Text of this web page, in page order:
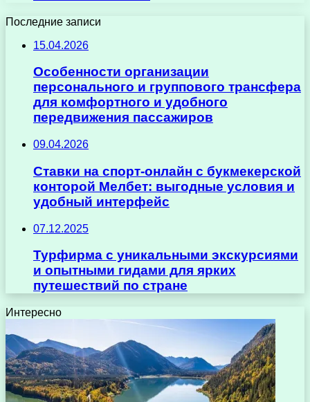
Последние записи
15.04.2026
Особенности организации
персонального и группового трансфера
для комфортного и удобного
передвижения пассажиров
09.04.2026
Ставки на спорт-онлайн с букмекерской
конторой Мелбет: выгодные условия и
удобный интерфейс
07.12.2025
Турфирма с уникальными экскурсиями
и опытными гидами для ярких
путешествий по стране
Интересно